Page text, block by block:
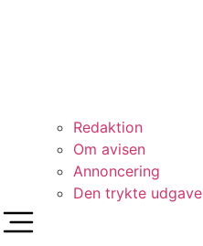
Redaktion
Om avisen
Annoncering
Den trykte udgave